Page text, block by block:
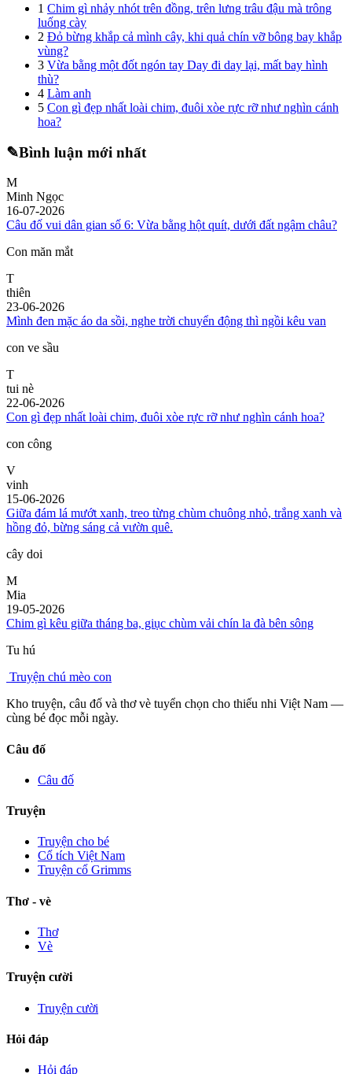
1 Chim gì nhảy nhót trên đồng, trên lưng trâu đậu mà trông
luống cày
2 Đỏ bừng khắp cả mình cây, khi quả chín vỡ bông bay khắp
vùng?
3 Vừa bằng một đốt ngón tay Day đi day lại, mất bay hình
thù?
4 Làm anh
5 Con gì đẹp nhất loài chim, đuôi xòe rực rỡ như nghìn cánh
hoa?
✎Bình luận mới nhất
M
Minh Ngọc
16-07-2026
Câu đố vui dân gian số 6: Vừa bằng hột quít, dưới đất ngậm châu?
Con măn mắt
T
thiên
23-06-2026
Mình đen mặc áo da sồi, nghe trời chuyển động thì ngồi kêu van
con ve sầu
T
tui nè
22-06-2026
Con gì đẹp nhất loài chim, đuôi xòe rực rỡ như nghìn cánh hoa?
con công
V
vinh
15-06-2026
Giữa đám lá mướt xanh, treo từng chùm chuông nhỏ, trắng xanh và
hồng đỏ, bừng sáng cả vườn quê.
cây doi
M
Mia
19-05-2026
Chim gì kêu giữa tháng ba, giục chùm vải chín la đà bên sông
Tu hú
Truyện chú mèo con
Kho truyện, câu đố và thơ vè tuyển chọn cho thiếu nhi Việt Nam —
cùng bé đọc mỗi ngày.
Câu đố
Câu đố
Truyện
Truyện cho bé
Cổ tích Việt Nam
Truyện cổ Grimms
Thơ - vè
Thơ
Vè
Truyện cười
Truyện cười
Hỏi đáp
Hỏi đáp